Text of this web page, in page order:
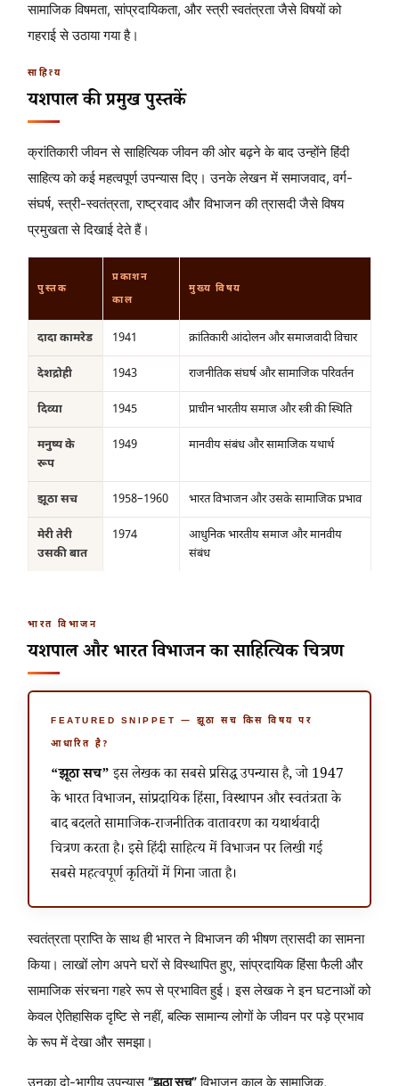
सामाजिक विषमता, सांप्रदायिकता, और स्त्री स्वतंत्रता जैसे विषयों को
गहराई से उठाया गया है।
साहित्य
यशपाल की प्रमुख पुस्तकें
क्रांतिकारी जीवन से साहित्यिक जीवन की ओर बढ़ने के बाद उन्होंने हिंदी
साहित्य को कई महत्वपूर्ण उपन्यास दिए। उनके लेखन में समाजवाद, वर्ग-
संघर्ष, स्त्री-स्वतंत्रता, राष्ट्रवाद और विभाजन की त्रासदी जैसे विषय
प्रमुखता से दिखाई देते हैं।
पुस्तक
प्रकाशन
काल
मुख्य विषय
दादा कामरेड 1941 क्रांतिकारी आंदोलन और समाजवादी विचार
देशद्रोही 1943 राजनीतिक संघर्ष और सामाजिक परिवर्तन
दिव्या 1945 प्राचीन भारतीय समाज और स्त्री की स्थिति
मनुष्य के
रूप
1949 मानवीय संबंध और सामाजिक यथार्थ
झूठा सच 1958–1960 भारत विभाजन और उसके सामाजिक प्रभाव
मेरी तेरी
उसकी बात
1974
आधुनिक भारतीय समाज और मानवीय
संबंध
भारत विभाजन
यशपाल और भारत विभाजन का साहित्यिक चित्रण
FEATURED SNIPPET — झूठा सच किस विषय पर
आधारित है?
“झूठा सच”इस लेखक का सबसे प्रसिद्ध उपन्यास है, जो 1947
के भारत विभाजन, सांप्रदायिक हिंसा, विस्थापन और स्वतंत्रता के
बाद बदलते सामाजिक-राजनीतिक वातावरण का यथार्थवादी
चित्रण करता है। इसे हिंदी साहित्य में विभाजन पर लिखी गई
सबसे महत्वपूर्ण कृतियों में गिना जाता है।
स्वतंत्रता प्राप्ति के साथ ही भारत ने विभाजन की भीषण त्रासदी का सामना
किया। लाखों लोग अपने घरों से विस्थापित हुए, सांप्रदायिक हिंसा फैली और
सामाजिक संरचना गहरे रूप से प्रभावित हुई। इस लेखक ने इन घटनाओं को
केवल ऐतिहासिक दृष्टि से नहीं, बल्कि सामान्य लोगों के जीवन पर पड़े प्रभाव
के रूप में देखा और समझा।
उनका दो-भागीय उपन्यास“झूठा सच”विभाजन काल के सामाजिक,